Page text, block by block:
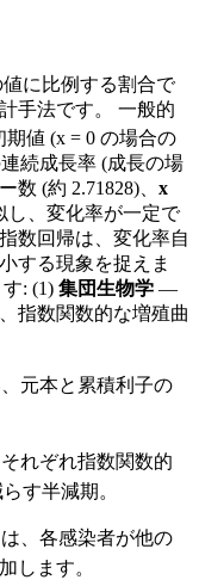
に比例する割合で
手法です。 一般的
期値 (x = 0 の場合の
続成長率 (成長の場
数 (約 2.71828)、 x
し、変化率が一定で
数回帰は、変化率自
する現象を捉えま
: (1) 集団生物学 —
指数関数的な増殖曲
元本と累積利子の
れぞれ指数関数的
す半減期。
、各感染者が他の
します。